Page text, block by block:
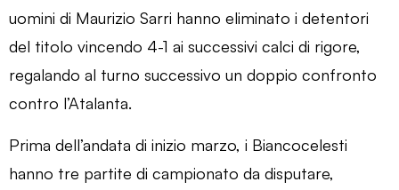
uomini di Maurizio Sarri hanno eliminato i detentori
del titolo vincendo 4-1 ai successivi calci di rigore,
regalando al turno successivo un doppio confronto
contro l’Atalanta.
Prima dell’andata di inizio marzo, i Biancocelesti
hanno tre partite di campionato da disputare,